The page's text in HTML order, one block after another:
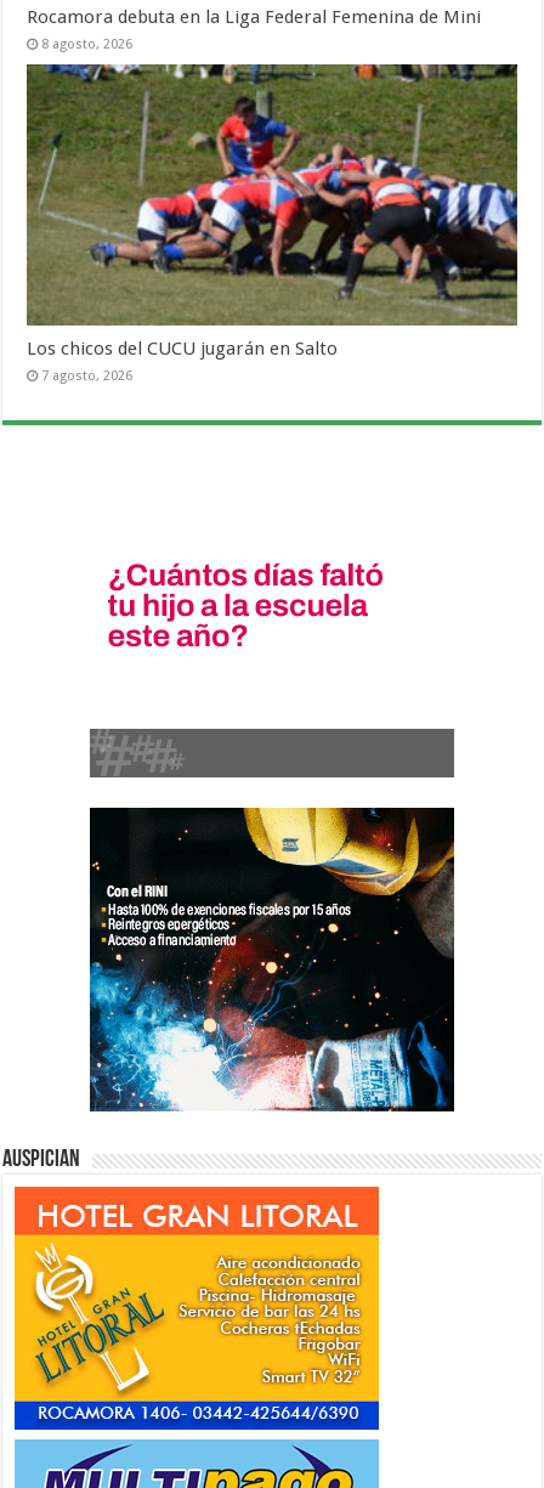
Rocamora debuta en la Liga Federal Femenina de Mini
8 agosto, 2026
Los chicos del CUCU jugarán en Salto
7 agosto, 2026
Auspician